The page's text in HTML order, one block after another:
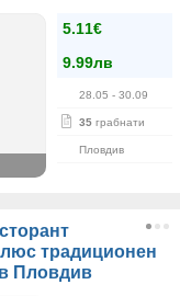
5.11€
9.99лв
28.05 - 30.09
35 грабнати
Пловдив
традиционен
Пловдив